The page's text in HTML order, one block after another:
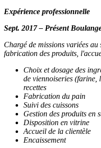
Expérience professionnelle
Sept. 2017 – Présent
Chargé de missions variées
fabrication des produits,
Choix et dosage des
de viennoiseries (farine,
recettes
Fabrication du pain
Suivi des cuissons
Gestion des produits en
Disposition en vitrine
Accueil de la clientèle
Encaissement